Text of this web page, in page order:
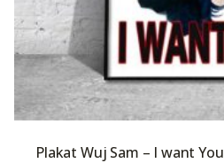
Plakat Wuj Sam – I want You